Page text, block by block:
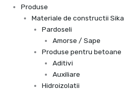
Produse
Materiale de constructii Sika
Pardoseli
Amorse / Sape
Produse pentru betoane
Aditivi
Auxiliare
Hidroizolatii